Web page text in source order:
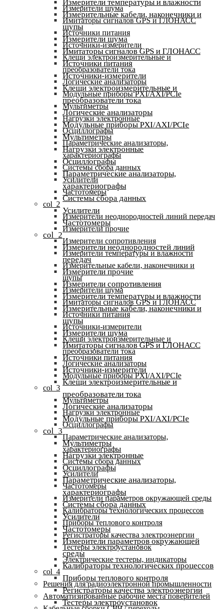
Измерители шума
Имитаторы сигналов GPS и ГЛОНАСС
Источники питания
Источники-измерители
Клещи электроизмерительные и
преобразователи тока
Логические анализаторы
Модульные приборы PXI/AXI/PCIe
Мультиметры
Нагрузки электронные
Осциллографы
Параметрические анализаторы,
характериографы
Системы сбора данных
Усилители
Частотомеры
col_2
Измерители неоднородностей линий передач
Измерители прочие
Измерители сопротивления
Измерители температуры и влажности
Измерительные кабели, наконечники и
щупы
Измерители шума
Имитаторы сигналов GPS и ГЛОНАСС
Источники питания
Источники-измерители
Клещи электроизмерительные и
преобразователи тока
Логические анализаторы
Модульные приборы PXI/AXI/PCIe
col_3
Мультиметры
Нагрузки электронные
Осциллографы
Параметрические анализаторы,
характериографы
Системы сбора данных
Усилители
Частотомеры
Измерители параметров окружающей среды
Калибраторы технологических процессов
Приборы теплового контроля
Регистраторы качества электроэнергии
Тестеры электроустановок
Электрические тестеры, индикаторы
col_4
Решения для радиоэлектронной промышленности
Автоматизированные рабочие места поверителей
Измерители температуры и влажности
Измерительные кабели, наконечники и
щупы
Измерители шума
Имитаторы сигналов GPS и ГЛОНАСС
Источники питания
Источники-измерители
Клещи электроизмерительные и
преобразователи тока
Логические анализаторы
Модульные приборы PXI/AXI/PCIe
Мультиметры
Нагрузки электронные
Осциллографы
Параметрические анализаторы,
характериографы
Системы сбора данных
Усилители
Частотомеры
col_2
Измерители неоднородностей линий
передач
Измерители прочие
Измерители сопротивления
Измерители температуры и влажности
Измерительные кабели, наконечники и
щупы
Измерители шума
Имитаторы сигналов GPS и ГЛОНАСС
Источники питания
Источники-измерители
Клещи электроизмерительные и
преобразователи тока
Логические анализаторы
Модульные приборы PXI/AXI/PCIe
col_3
Мультиметры
Нагрузки электронные
Осциллографы
Параметрические анализаторы,
характериографы
Системы сбора данных
Усилители
Частотомеры
Измерители параметров окружающей
среды
Калибраторы технологических процессов
Приборы теплового контроля
Регистраторы качества электроэнергии
Тестеры электроустановок